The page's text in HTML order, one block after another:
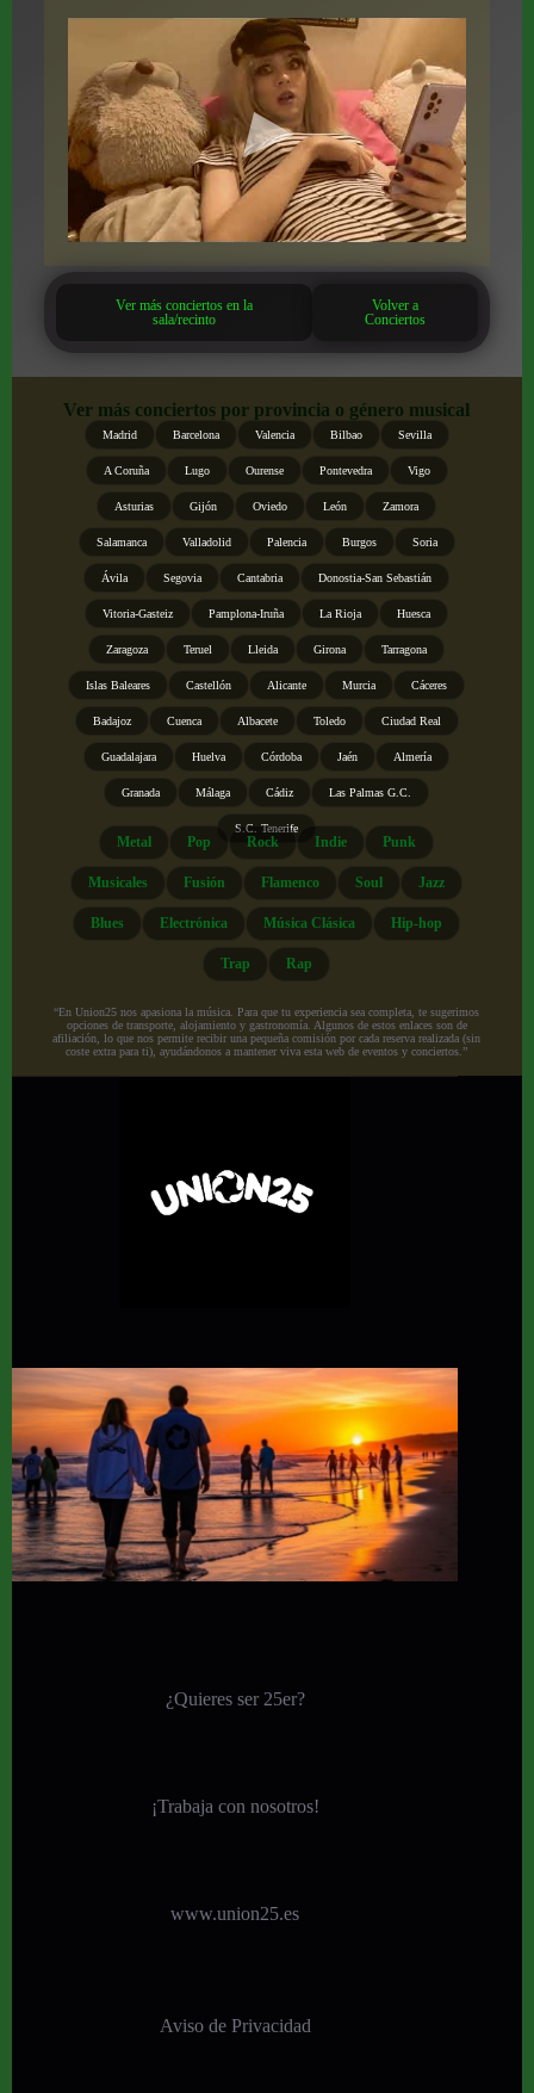
Ver más conciertos en la
sala/recinto
Volver a
Conciertos
Ver más conciertos por provincia o género musical
Madrid Barcelona Valencia Bilbao Sevilla
A Coruña Lugo Ourense Pontevedra Vigo
Asturias Gijón Oviedo León Zamora
Salamanca Valladolid Palencia Burgos Soria
Ávila Segovia Cantabria Donostia-San Sebastián
Vitoria-Gasteiz Pamplona-Iruña La Rioja Huesca
Zaragoza Teruel Lleida Girona Tarragona
Islas Baleares Castellón Alicante Murcia Cáceres
Badajoz Cuenca Albacete Toledo Ciudad Real
Guadalajara Huelva Córdoba Jaén Almería
Granada Málaga Cádiz Las Palmas G.C.
S.C. Tenerife
Metal Pop Rock Indie Punk
Musicales Fusión Flamenco Soul Jazz
Blues Electrónica Música Clásica Hip-hop
Trap Rap
“En Union25 nos apasiona la música. Para que tu experiencia sea completa, te sugerimos
opciones de transporte, alojamiento y gastronomía. Algunos de estos enlaces son de
afiliación, lo que nos permite recibir una pequeña comisión por cada reserva realizada (sin
coste extra para ti), ayudándonos a mantener viva esta web de eventos y conciertos.”
¿Quieres ser 25er?
¡Trabaja con nosotros!
www.union25.es
Aviso de Privacidad